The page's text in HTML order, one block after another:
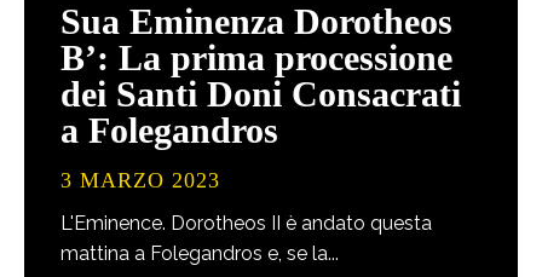
Sua Eminenza Dorotheos
B’: La prima processione
dei Santi Doni Consacrati
a Folegandros
3 MARZO 2023
L'Eminence. Dorotheos II è andato questa
mattina a Folegandros e, se la...